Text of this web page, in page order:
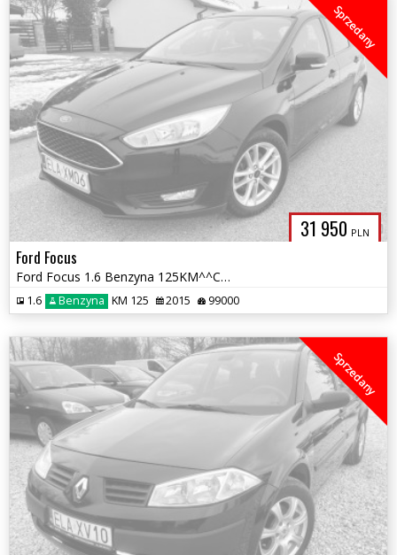
31 950 PLN
Sprzedany
Ford Focus
Ford Focus 1.6 Benzyna 125KM^^Climatronic^^99 Tys.km^^2015r^^
1.6 Benzyna KM 125 2015 99000
Sprzedany